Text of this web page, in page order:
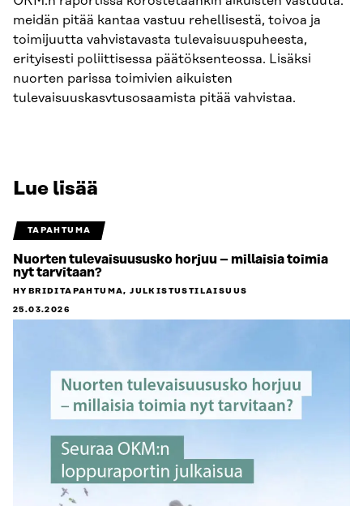
meidän pitää kantaa vastuu rehellisestä, toivoa ja
toimijuutta vahvistavasta tulevaisuuspuheesta,
erityisesti poliittisessa päätöksenteossa. Lisäksi
nuorten parissa toimivien aikuisten
tulevaisuuskasvtusosaamista pitää vahvistaa.
Lue lisää
TAPAHTUMA
Nuorten tulevaisuususko horjuu – millaisia toimia
nyt tarvitaan?
HYBRIDITAPAHTUMA, JULKISTUSTILAISUUS
25.03.2026